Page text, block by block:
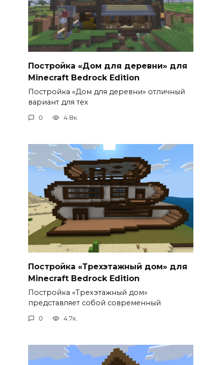
Постройка «Дом для деревни» для
Minecraft Bedrock Edition
Постройка «Дом для деревни» отличный
вариант для тех
0 4.8к.
Постройка «Трехэтажный дом» для
Minecraft Bedrock Edition
Постройка «Трехэтажный дом»
представляет собой современный
0 4.7к.